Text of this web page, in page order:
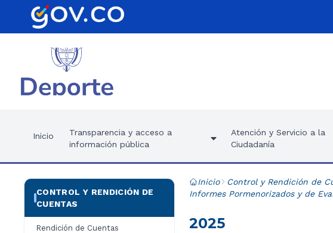
Inicio
Transparencia y acceso a
información pública
Atención y Servicio a la
Ciudadanía
CONTROL Y RENDICIÓN DE
CUENTAS
Rendición de Cuentas
Inicio Control y Rendición de
Informes Pormenorizados y de
2025